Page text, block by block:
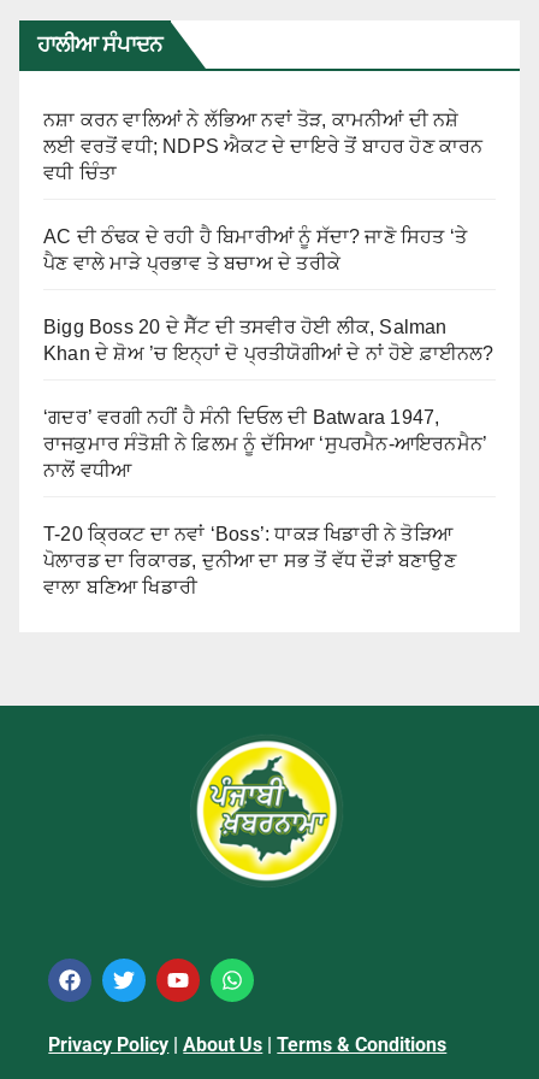
ਹਾਲੀਆ ਸੰਪਾਦਨ
ਨਸ਼ਾ ਕਰਨ ਵਾਲਿਆਂ ਨੇ ਲੱਭਿਆ ਨਵਾਂ ਤੋੜ, ਕਾਮਨੀਆਂ ਦੀ ਨਸ਼ੇ
ਲਈ ਵਰਤੋਂ ਵਧੀ; NDPS ਐਕਟ ਦੇ ਦਾਇਰੇ ਤੋਂ ਬਾਹਰ ਹੋਣ ਕਾਰਨ
ਵਧੀ ਚਿੰਤਾ
AC ਦੀ ਠੰਢਕ ਦੇ ਰਹੀ ਹੈ ਬਿਮਾਰੀਆਂ ਨੂੰ ਸੱਦਾ? ਜਾਣੋ ਸਿਹਤ ‘ਤੇ
ਪੈਣ ਵਾਲੇ ਮਾੜੇ ਪ੍ਰਭਾਵ ਤੇ ਬਚਾਅ ਦੇ ਤਰੀਕੇ
Bigg Boss 20 ਦੇ ਸੈੱਟ ਦੀ ਤਸਵੀਰ ਹੋਈ ਲੀਕ, Salman
Khan ਦੇ ਸ਼ੋਅ ’ਚ ਇਨ੍ਹਾਂ ਦੋ ਪ੍ਰਤੀਯੋਗੀਆਂ ਦੇ ਨਾਂ ਹੋਏ ਫ਼ਾਈਨਲ?
‘ਗਦਰ’ ਵਰਗੀ ਨਹੀਂ ਹੈ ਸੰਨੀ ਦਿਓਲ ਦੀ Batwara 1947,
ਰਾਜਕੁਮਾਰ ਸੰਤੋਸ਼ੀ ਨੇ ਫ਼ਿਲਮ ਨੂੰ ਦੱਸਿਆ ‘ਸੁਪਰਮੈਨ-ਆਇਰਨਮੈਨ’
ਨਾਲੋਂ ਵਧੀਆ
T-20 ਕ੍ਰਿਕਟ ਦਾ ਨਵਾਂ ‘Boss’: ਧਾਕੜ ਖਿਡਾਰੀ ਨੇ ਤੋੜਿਆ
ਪੋਲਾਰਡ ਦਾ ਰਿਕਾਰਡ, ਦੁਨੀਆ ਦਾ ਸਭ ਤੋਂ ਵੱਧ ਦੌੜਾਂ ਬਣਾਉਣ
ਵਾਲਾ ਬਣਿਆ ਖਿਡਾਰੀ
Privacy Policy |About Us |Terms & Conditions